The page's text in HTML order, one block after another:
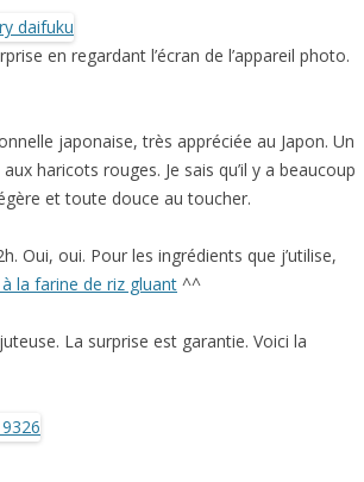
en regardant l’écran de l’appareil photo.
japonaise, très appréciée au Japon. Un
haricots rouges. Je sais qu’il y a beaucoup
et toute douce au toucher.
Oui, oui. Pour les ingrédients que j’utilise,
la farine de riz gluant ^^
La surprise est garantie. Voici la